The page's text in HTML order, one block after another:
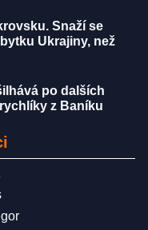
Snaží se
Ukrajiny, než
po dalších
z Baníku